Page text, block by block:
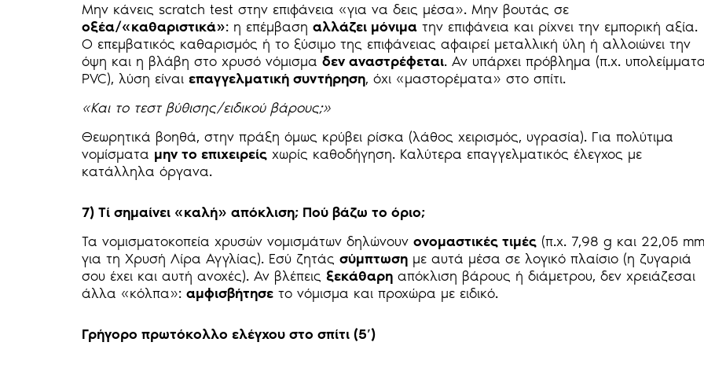
Μην κάνεις scratch test στην επιφάνεια «για να δεις μέσα». Μην βουτάς σε
οξέα/«καθαριστικά»: η επέμβαση αλλάζει μόνιμα την επιφάνεια και ρίχνει την εμπορική αξία.
Ο επεμβατικός καθαρισμός ή το ξύσιμο της επιφάνειας αφαιρεί μεταλλική ύλη ή αλλοιώνει την
όψη και η βλάβη στο χρυσό νόμισμα δεν αναστρέφεται. Αν υπάρχει πρόβλημα (π.χ.
PVC), λύση είναι επαγγελματική συντήρηση, όχι «μαστορέματα» στο σπίτι.
«Και το τεστ βύθισης/ειδικού βάρους;»
Θεωρητικά βοηθά, στην πράξη όμως κρύβει ρίσκα (λάθος χειρισμός, υγρασία). Για πολύτιμα
νομίσματα μην το επιχειρείς χωρίς καθοδήγηση. Καλύτερα επαγγελματικός έλεγχος με
κατάλληλα όργανα.
7) Τί σημαίνει «καλή» απόκλιση; Πού βάζω το όριο;
Τα νομισματοκοπεία χρυσών νομισμάτων δηλώνουν ονομαστικές τιμές (π.χ. 7,98 g και 22,05 mm
για τη Χρυσή Λίρα Αγγλίας). Εσύ ζητάς σύμπτωση με αυτά μέσα σε λογικό πλαίσιο (η ζυγαριά
σου έχει και αυτή ανοχές). Αν βλέπεις ξεκάθαρη απόκλιση βάρους ή διάμετρου, δεν χρειάζεσαι
άλλα «κόλπα»: αμφισβήτησε το νόμισμα και προχώρα με ειδικό.
Γρήγορο πρωτόκολλο ελέγχου στο σπίτι (5′)